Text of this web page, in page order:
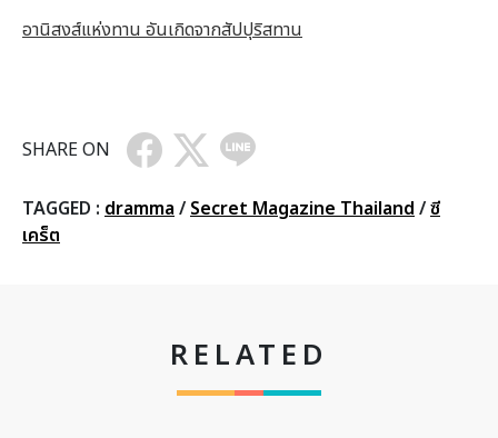
อานิสงส์แห่งทาน อันเกิดจากสัปปุริสทาน
SHARE ON
TAGGED : dramma / Secret Magazine Thailand /ซี
เคร็ต
RELATED